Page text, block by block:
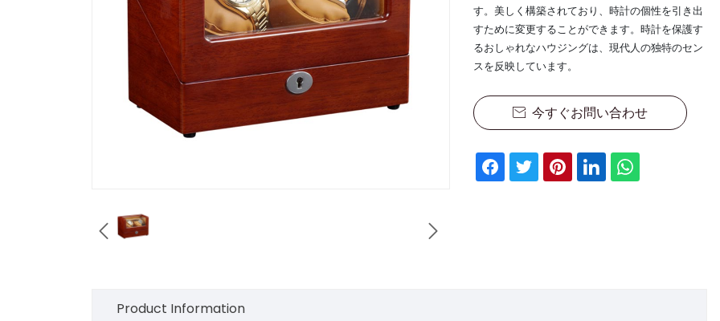
 
す。美しく構築されており、時計の個性を引き出
すために変更することができます。時計を保護す
るおしゃれなハウジングは、現代人の独特のセン
スを反映しています。
 今すぐお問い合わせ
Product Information